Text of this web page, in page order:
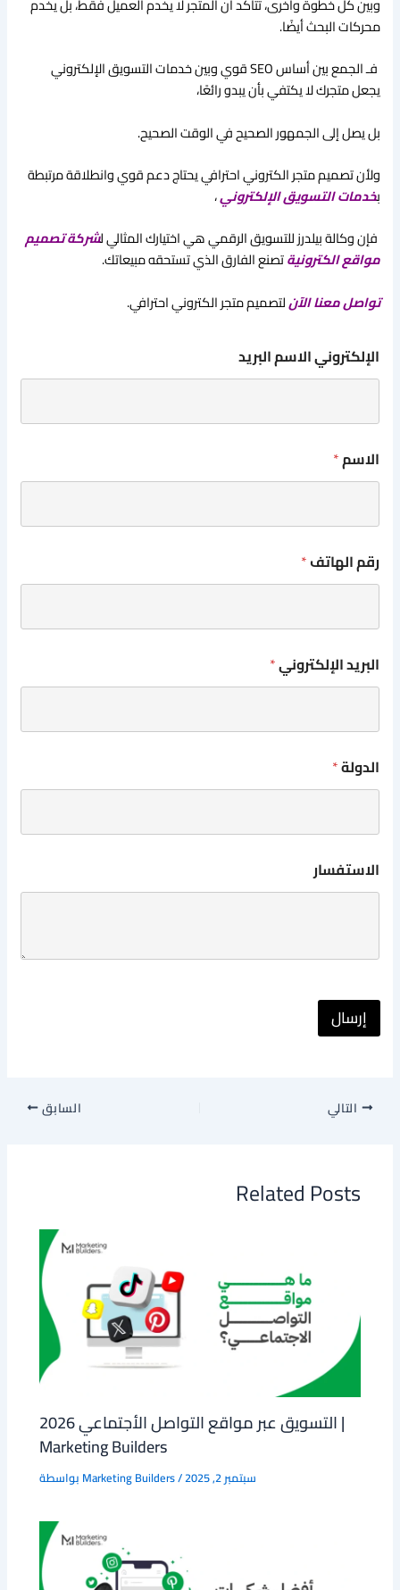
وبين كل خطوة وأخرى، تتأكد أن المتجر لا يخدم العميل فقط، بل يخدم
محركات البحث أيضًا.
فـ الجمع بين أساس SEO قوي وبين خدمات التسويق الإلكتروني
يجعل متجرك لا يكتفي بأن يبدو رائعًا،
بل يصل إلى الجمهور الصحيح في الوقت الصحيح.
ولأن تصميم متجر الكتروني احترافي يحتاج دعم قوي وانطلاقة مرتبطة
بخدمات التسويق الإلكتروني،
فإن وكالة بيلدرز للتسويق الرقمي هي اختيارك المثالي لشركة تصميم
مواقع الكترونيةتصنع الفارق الذي تستحقه مبيعاتك.
تواصل معنا الآنلتصميم متجر الكتروني احترافي.
الإلكتروني الاسم البريد
الاسم*
رقم الهاتف*
البريد الإلكتروني*
الدولة*
الاستفسار
إرسال
السابق
Related Posts
التسويق عبر مواقع التواصل الأجتماعي 2026 |
Marketing Builders
بواسطة Marketing Builders/ سبتمبر 2, 2025